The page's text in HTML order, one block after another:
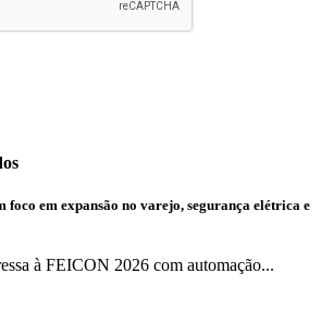
foco em expansão no varejo, segurança elétrica e
à FEICON 2026 com automação...